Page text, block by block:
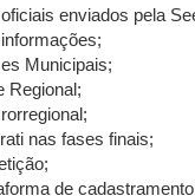
enviados pela
Municipais;
Regional;
nas fases finais;
de